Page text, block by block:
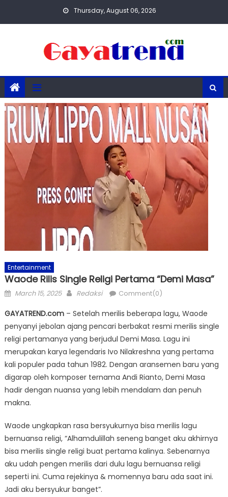
Thursday, August 06, 2026
Entertainment
Waode Rilis Single Religi Pertama “Demi Masa”
Posted
March 15, 2025 Author
Redaksi Comment(0)
GAYATREND.com– Setelah merilis beberapa lagu, Waode
penyanyi jebolan ajang pencari berbakat resmi merilis single
religi pertamanya yang berjudul Demi Masa. Lagu ini
merupakan karya legendaris Ivo Nilakreshna yang pertama
kali populer pada tahun 1982. Dengan aransemen baru yang
digarap oleh komposer ternama Andi Rianto, Demi Masa
hadir dengan nuansa yang lebih mendalam dan penuh
makna.
Waode ungkapkan rasa bersyukurnya bisa merilis lagu
bernuansa religi, “Alhamdulillah seneng banget aku akhirnya
bisa merilis single religi buat pertama kalinya. Sebenarnya
aku udah pengen merilis dari dulu lagu bernuansa religi
seperti ini. Cuma rejekinya & momennya baru ada saat ini.
Jadi aku bersyukur banget”.